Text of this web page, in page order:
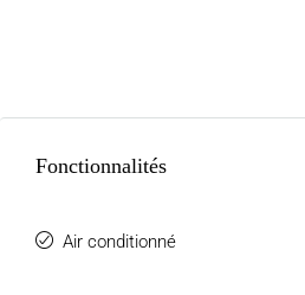
Fonctionnalités
Air conditionné